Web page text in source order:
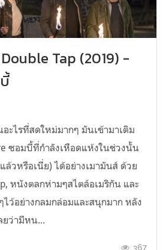
Tap (2019) -
ะไรที่สดใหม่มากๆ มันเข้ามาเติม
ซอมบี้ที่กำลังเหือดแห้งในช่วงนั้น
วหรือเนี่ย) ได้อย่างเมามันส์ ด้วย
หนังตลกห่ามๆสไตล์อเมริกัน และ
ว้อย่างกลมกล่อมและสนุกมาก หลัง
ยว่ามีหน...
367